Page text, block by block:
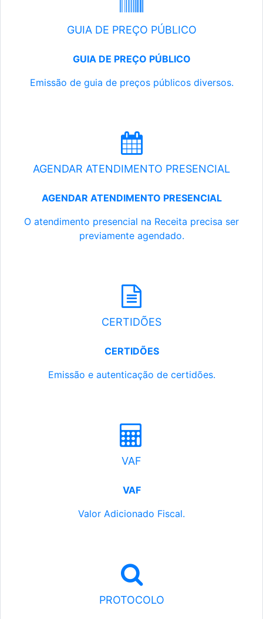
GUIA DE PREÇO PÚBLICO
GUIA DE PREÇO PÚBLICO
Emissão de guia de preços públicos diversos.
AGENDAR ATENDIMENTO PRESENCIAL
AGENDAR ATENDIMENTO PRESENCIAL
O atendimento presencial na Receita precisa ser
previamente agendado.
CERTIDÕES
CERTIDÕES
Emissão e autenticação de certidões.
VAF
VAF
Valor Adicionado Fiscal.
PROTOCOLO